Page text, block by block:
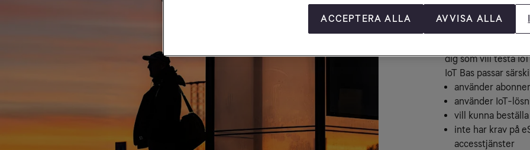
Är IoT
Med IoT Bas
utan att betala för
dig som vill testa
IoT Bas passar
använder
använder IoT-
vill kunna
inte har krav på
accesstjänster
ACCEPTERA ALLA AVVISA ALLA